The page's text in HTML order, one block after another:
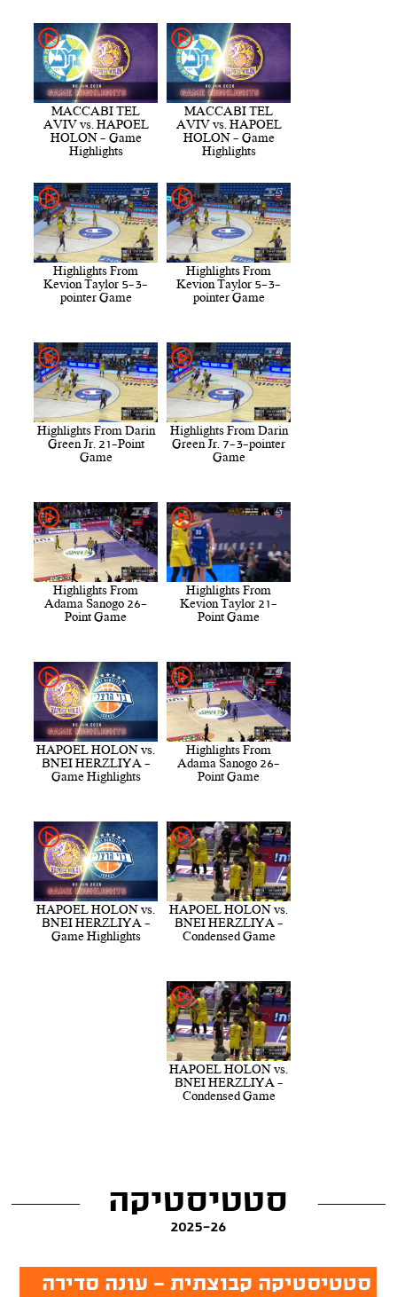
MACCABI TEL
AVIV vs. HAPOEL
HOLON - Game
Highlights
MACCABI TEL
AVIV vs. HAPOEL
HOLON - Game
Highlights
Highlights From
Kevion Taylor 5-3-
pointer Game
Highlights From
Kevion Taylor 5-3-
pointer Game
Highlights From Darin
Green Jr. 7-3-pointer
Game
Highlights From Darin
Green Jr. 21-Point
Game
Highlights From
Kevion Taylor 21-
Point Game
Highlights From
Adama Sanogo 26-
Point Game
Highlights From
Adama Sanogo 26-
Point Game
HAPOEL HOLON vs.
BNEI HERZLIYA -
Game Highlights
HAPOEL HOLON vs.
BNEI HERZLIYA -
Condensed Game
HAPOEL HOLON vs.
BNEI HERZLIYA -
Game Highlights
HAPOEL HOLON vs.
BNEI HERZLIYA -
Condensed Game
סטטיסטיקה
2025-26
סטטיסטיקה קבוצתית - עונה סדירה